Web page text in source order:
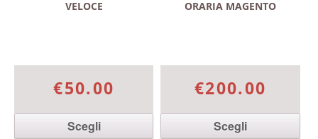
VELOCE
€50.00
Scegli
ORARIA MAGENTO
€200.00
Scegli